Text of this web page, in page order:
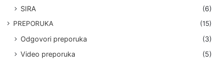
SIRA
(6)
PREPORUKA (15)
Odgovori preporuka
(3)
Video preporuka
(5)